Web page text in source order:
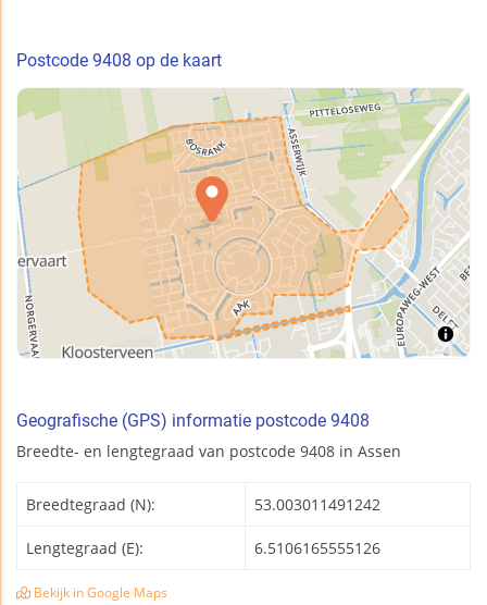
Postcode 9408 op de kaart
Geografische (GPS) informatie postcode 9408
Breedte- en lengtegraad van postcode 9408 in Assen
Breedtegraad (N): 53.003011491242
Lengtegraad (E): 6.5106165555126
Bekijk in Google Maps